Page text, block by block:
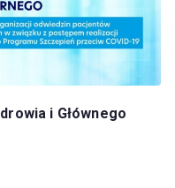
i Głównego